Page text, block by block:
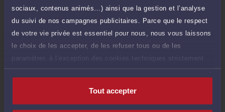
sociaux, contenus animés…) ainsi que la gestion et l’analyse
du suivi de nos campagnes publicitaires. Parce que le respect
de votre vie privée est essentiel pour nous, nous vous laissons
le choix de les accepter, de les refuser tous ou de les
paramétrer, à l’exception des cookies techniques strictement
nécessaires au fonctionnement du site.
Tout accepter
Consultation écrite
Etude de votre dossier + possibilité
d'ajout d'une pièce jointe
150 €
Consulter par écrit